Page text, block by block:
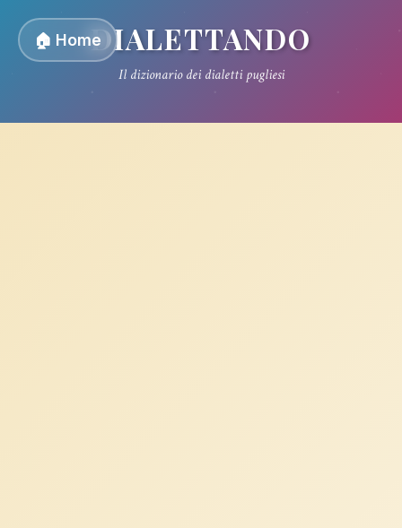
🏠 HomeDIALETTANDO
Il dizionario dei dialetti pugliesi